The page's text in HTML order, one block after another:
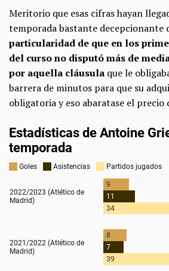
Meritorio que esas cifras hayan
temporada bastante decepcionante
particularidad de que en los
del curso no disputó más de
por aquella cláusula que le
barrera de minutos para que su
obligatoria y eso abaratase el precio